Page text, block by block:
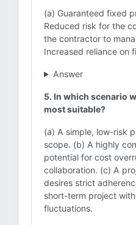
(a) Guaranteed fixed
Reduced risk for the
the contractor to
Increased reliance on
Answer
5. In which scenario
most suitable?
(a) A simple, low-risk
scope. (b) A highly
potential for cost
collaboration. (c) A
desires strict
short-term project
fluctuations.